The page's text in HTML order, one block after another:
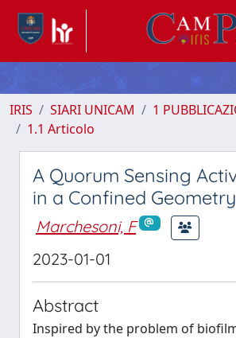
IRIS SIARI UNICAM
1
1.1 Articolo
A Quorum Sensing
in a Confined Geometry
Marchesoni, F
2023-01-01
Abstract
Inspired by the problem of